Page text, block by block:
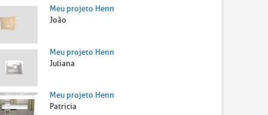
Meu projeto Henn
João
Meu projeto Henn
Juliana
Meu projeto Henn
Patricia